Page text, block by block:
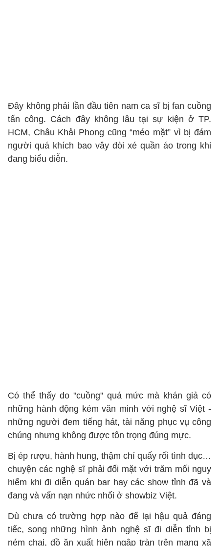
Đây không phải lần đầu tiên nam ca sĩ bị fan cuồng
tấn công. Cách đây không lâu tại sự kiện ở TP.
HCM, Châu Khải Phong cũng “méo mặt” vì bị đám
người quá khích bao vây đòi xé quần áo trong khi
đang biểu diễn.
Có thể thấy do "cuồng" quá mức mà khán giả có
những hành động kém văn minh với nghệ sĩ Việt -
những người đem tiếng hát, tài năng phục vụ công
chúng nhưng không được tôn trọng đúng mực.
Bị ép rượu, hành hung, thậm chí quấy rối tình dục…
chuyện các nghệ sĩ phải đối mặt với trăm mối nguy
hiểm khi đi diễn quán bar hay các show tỉnh đã và
đang và vấn nạn nhức nhối ở showbiz Việt.
Dù chưa có trường hợp nào để lại hậu quả đáng
tiếc, song những hình ảnh nghệ sĩ đi diễn tỉnh bị
ném chai, đồ ăn xuất hiện ngập tràn trên mạng xã